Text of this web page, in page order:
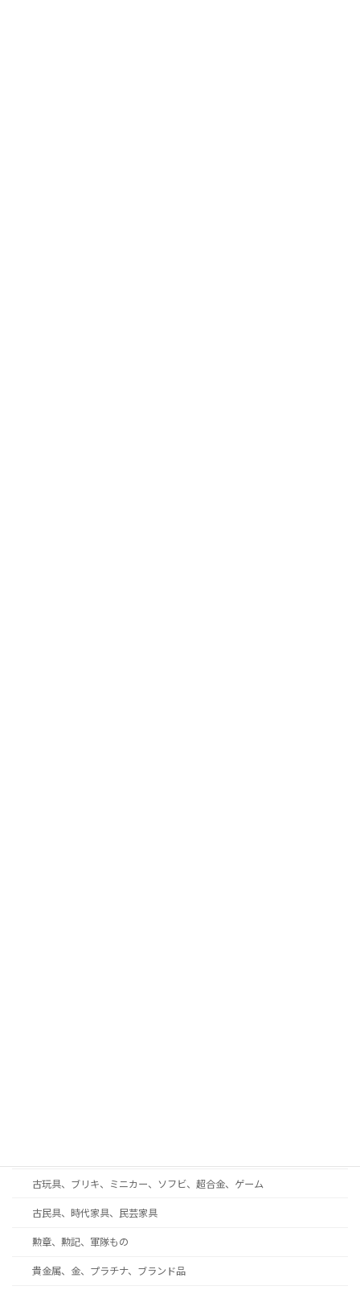
古玩具、ブリキ、ミニカー、ソフビ、超合金、ゲーム
古民具、時代家具、民芸家具
勲章、勲記、軍隊もの
貴金属、金、プラチナ、ブランド品